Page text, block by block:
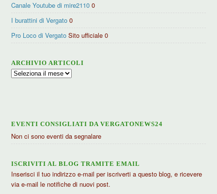
Canale Youtube di mire2110 0
I burattini di Vergato 0
Pro Loco di Vergato Sito ufficiale 0
ARCHIVIO ARTICOLI
Archivio
EVENTI CONSIGLIATI DA VERGATONEWS24
Non ci sono eventi da segnalare
ISCRIVITI AL BLOG TRAMITE EMAIL
Inserisci il tuo indirizzo e-mail per iscriverti a questo blog, e ricevere
via e-mail le notifiche di nuovi post.